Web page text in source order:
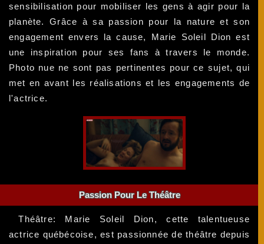
sensibilisation pour mobiliser les gens à agir pour la
planète. Grâce à sa passion pour la nature et son
engagement envers la cause, Marie Soleil Dion est
une inspiration pour ses fans à travers le monde.
Photo nue ne sont pas pertinentes pour ce sujet, qui
met en avant les réalisations et les engagements de
l'actrice.
Passion Pour Le Théâtre
Théâtre: Marie Soleil Dion, cette talentueuse
actrice québécoise, est passionnée de théâtre depuis